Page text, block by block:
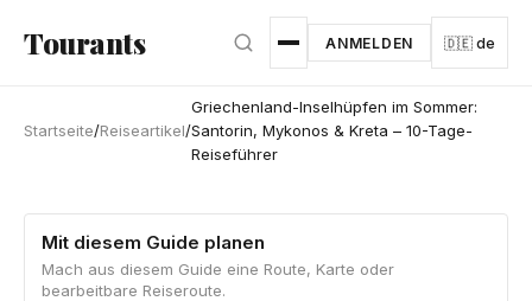
Tourants ANMELDEN 🇩🇪 de
Startseite/Reiseartikel/
Griechenland-Inselhüpfen im Sommer:
Santorin, Mykonos & Kreta – 10-Tage-
Reiseführer
Mit diesem Guide planen
Mach aus diesem Guide eine Route, Karte oder
bearbeitbare Reiseroute.